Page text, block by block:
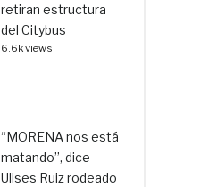
retiran estructura
del Citybus
6.6k views
“MORENA nos está
matando”, dice
Ulises Ruiz rodeado